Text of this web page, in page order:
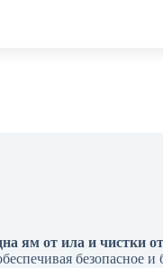
ям от ила и чистки
безопасное и